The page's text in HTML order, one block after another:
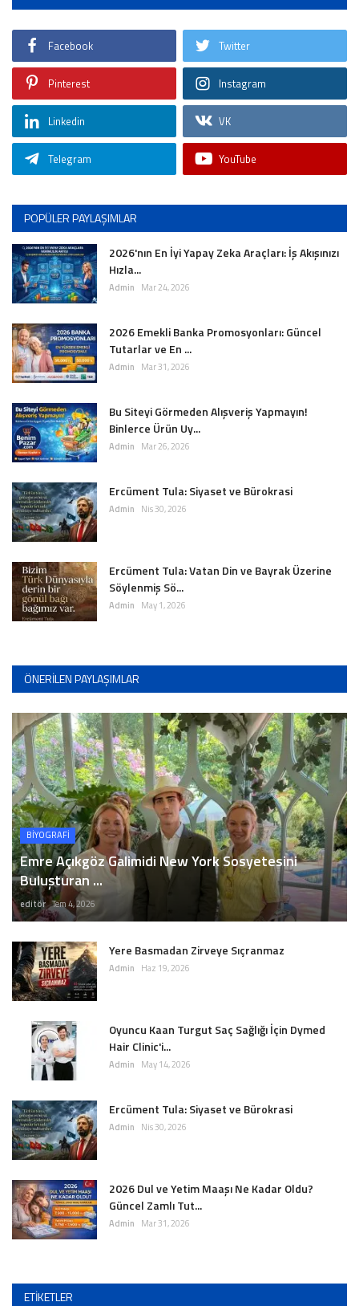
Facebook Twitter
Pinterest Instagram
Linkedin VK
Telegram YouTube
POPÜLER PAYLAŞIMLAR
2026'nın En İyi Yapay Zeka Araçları: İş Akışınızı
Hızla...
Admin Mar 24, 2026
2026 Emekli Banka Promosyonları: Güncel
Tutarlar ve En ...
Admin Mar 31, 2026
Bu Siteyi Görmeden Alışveriş Yapmayın!
Binlerce Ürün Uy...
Admin Mar 26, 2026
Ercüment Tula: Siyaset ve Bürokrasi
Admin Nis 30, 2026
Ercüment Tula: Vatan Din ve Bayrak Üzerine
Söylenmiş Sö...
Admin May 1, 2026
ÖNERILEN PAYLAŞIMLAR
BİYOGRAFİ
Emre Açıkgöz Galimidi New York Sosyetesini
Buluşturan ...
editör Tem 4, 2026
Yere Basmadan Zirveye Sıçranmaz
Admin Haz 19, 2026
Oyuncu Kaan Turgut Saç Sağlığı İçin Dymed
Hair Clinic'i...
Admin May 14, 2026
Ercüment Tula: Siyaset ve Bürokrasi
Admin Nis 30, 2026
2026 Dul ve Yetim Maaşı Ne Kadar Oldu?
Güncel Zamlı Tut...
Admin Mar 31, 2026
ETIKETLER